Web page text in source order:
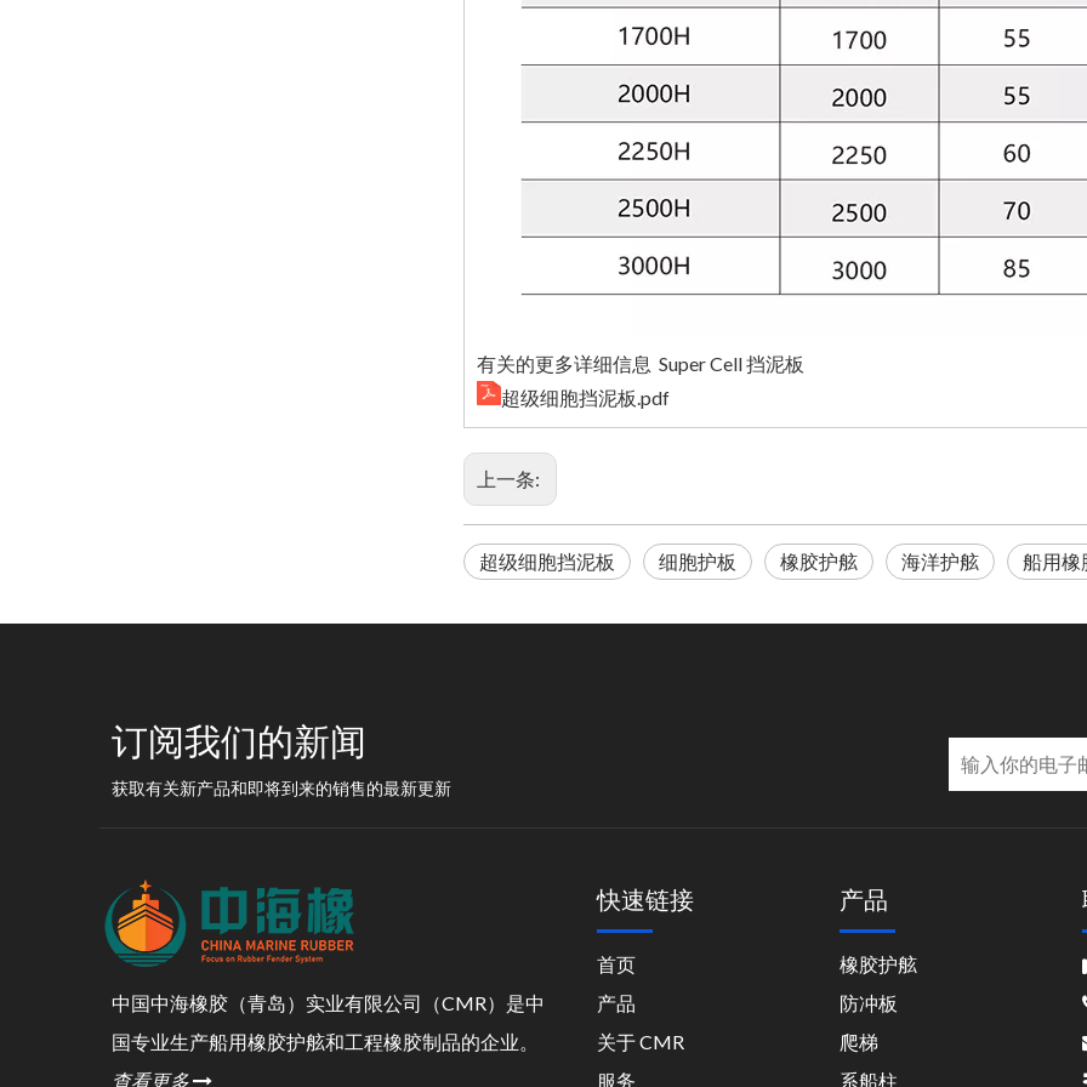
有关的更多详细信息 Super Cell 挡泥板
超级细胞挡泥板.pdf
上一条:
超级细胞挡泥板 细胞护板 橡胶护舷 海洋护舷 船用橡
订阅我们的新闻
获取有关新产品和即将到来的销售的最新更新
中国中海橡胶（青岛）实业有限公司（CMR）是中
国专业生产船用橡胶护舷和工程橡胶制品的企业。
查看更多
快速链接
首页
产品
关于 CMR
服务
产品
橡胶护舷
防冲板
爬梯
系船柱